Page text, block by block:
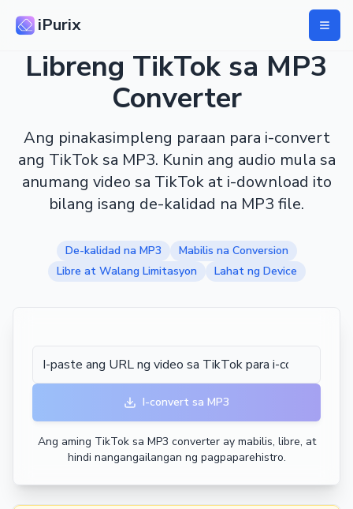
iPurix
Libreng TikTok sa MP3
Converter
Ang pinakasimpleng paraan para i-convert
ang TikTok sa MP3. Kunin ang audio mula sa
anumang video sa TikTok at i-download ito
bilang isang de-kalidad na MP3 file.
De-kalidad na MP3
Mabilis na Conversion
Libre at Walang Limitasyon
Lahat ng Device
I-convert sa MP3
Ang aming TikTok sa MP3 converter ay mabilis, libre, at
hindi nangangailangan ng pagpaparehistro.